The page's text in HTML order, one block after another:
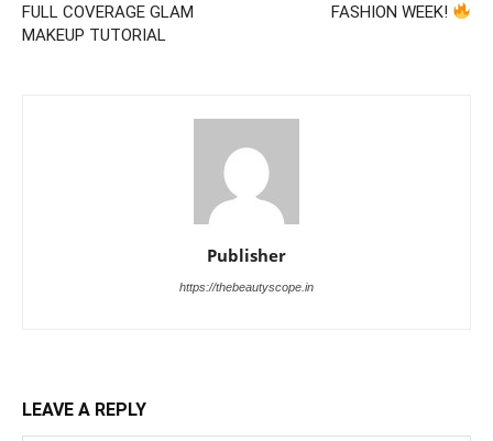
FULL COVERAGE GLAM
MAKEUP TUTORIAL
FASHION WEEK!
Publisher
https://thebeautyscope.in
LEAVE A REPLY